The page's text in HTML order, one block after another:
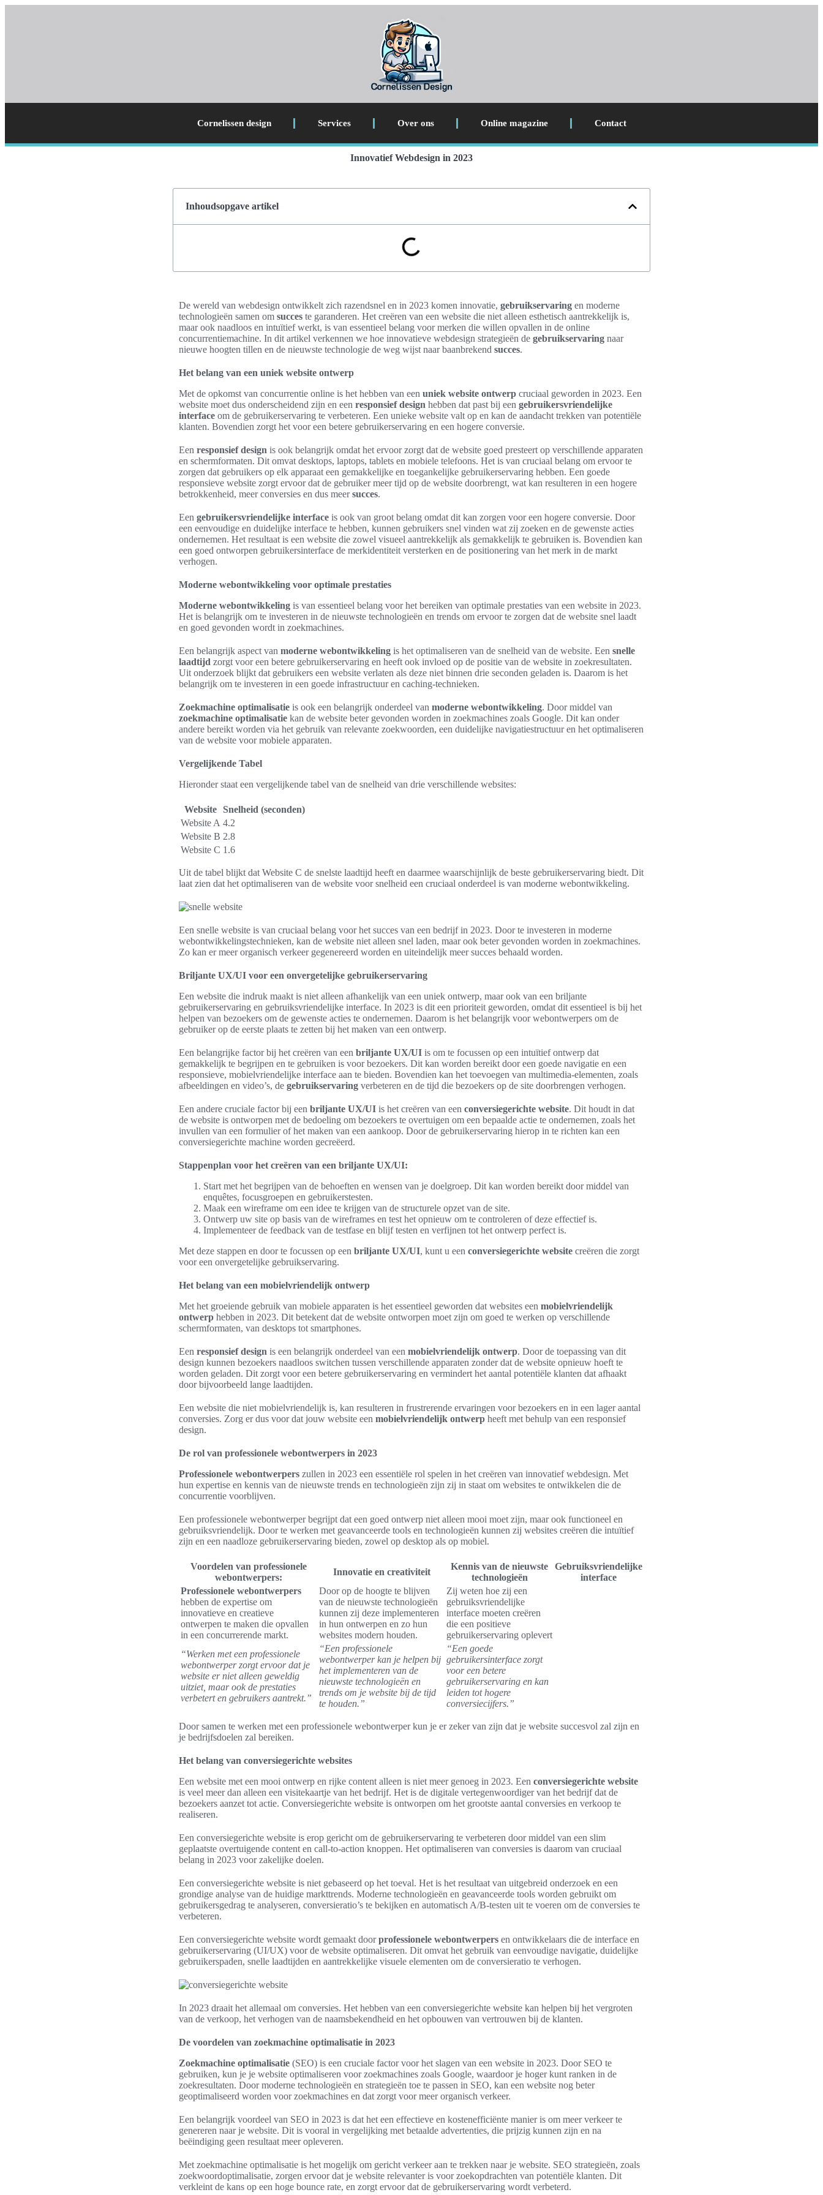
Cornelissen design Services Over ons Online magazine Contact
Innovatief Webdesign in 2023
Inhoudsopgave artikel
De wereld van webdesign ontwikkelt zich razendsnel en in 2023 komen innovatie, gebruikservaring en moderne
technologieën samen om succes te garanderen. Het creëren van een website die niet alleen esthetisch aantrekkelijk is,
maar ook naadloos en intuïtief werkt, is van essentieel belang voor merken die willen opvallen in de online
concurrentiemachine. In dit artikel verkennen we hoe innovatieve webdesign strategieën de gebruikservaring naar
nieuwe hoogten tillen en de nieuwste technologie de weg wijst naar baanbrekend succes.
Het belang van een uniek website ontwerp
Met de opkomst van concurrentie online is het hebben van een uniek website ontwerp cruciaal geworden in 2023. Een
website moet dus onderscheidend zijn en een responsief design hebben dat past bij een gebruikersvriendelijke
interface om de gebruikerservaring te verbeteren. Een unieke website valt op en kan de aandacht trekken van potentiële
klanten. Bovendien zorgt het voor een betere gebruikerservaring en een hogere conversie.
Een responsief design is ook belangrijk omdat het ervoor zorgt dat de website goed presteert op verschillende apparaten
en schermformaten. Dit omvat desktops, laptops, tablets en mobiele telefoons. Het is van cruciaal belang om ervoor te
zorgen dat gebruikers op elk apparaat een gemakkelijke en toegankelijke gebruikerservaring hebben. Een goede
responsieve website zorgt ervoor dat de gebruiker meer tijd op de website doorbrengt, wat kan resulteren in een hogere
betrokkenheid, meer conversies en dus meersucces.
Een gebruikersvriendelijke interface is ook van groot belang omdat dit kan zorgen voor een hogere conversie. Door
een eenvoudige en duidelijke interface te hebben, kunnen gebruikers snel vinden wat zij zoeken en de gewenste acties
ondernemen. Het resultaat is een website die zowel visueel aantrekkelijk als gemakkelijk te gebruiken is. Bovendien kan
een goed ontworpen gebruikersinterface de merkidentiteit versterken en de positionering van het merk in de markt
verhogen.
Moderne webontwikkeling voor optimale prestaties
Moderne webontwikkeling is van essentieel belang voor het bereiken van optimale prestaties van een website in 2023.
Het is belangrijk om te investeren in de nieuwste technologieën en trends om ervoor te zorgen dat de website snel laadt
en goed gevonden wordt in zoekmachines.
Een belangrijk aspect van moderne webontwikkeling is het optimaliseren van de snelheid van de website. Een snelle
laadtijd zorgt voor een betere gebruikerservaring en heeft ook invloed op de positie van de website in zoekresultaten.
Uit onderzoek blijkt dat gebruikers een website verlaten als deze niet binnen drie seconden geladen is. Daarom is het
belangrijk om te investeren in een goede infrastructuur en caching-technieken.
Zoekmachine optimalisatie is ook een belangrijk onderdeel van moderne webontwikkeling. Door middel van
zoekmachine optimalisatie kan de website beter gevonden worden in zoekmachines zoals Google. Dit kan onder
andere bereikt worden via het gebruik van relevante zoekwoorden, een duidelijke navigatiestructuur en het optimaliseren
van de website voor mobiele apparaten.
Vergelijkende Tabel
Hieronder staat een vergelijkende tabel van de snelheid van drie verschillende websites:
Website Snelheid (seconden)
Website A 4.2
Website B 2.8
Website C 1.6
Uit de tabel blijkt dat Website C de snelste laadtijd heeft en daarmee waarschijnlijk de beste gebruikerservaring biedt. Dit
laat zien dat het optimaliseren van de website voor snelheid een cruciaal onderdeel is van moderne webontwikkeling.
Een snelle website is van cruciaal belang voor het succes van een bedrijf in 2023. Door te investeren in moderne
webontwikkelingstechnieken, kan de website niet alleen snel laden, maar ook beter gevonden worden in zoekmachines.
Zo kan er meer organisch verkeer gegenereerd worden en uiteindelijk meer succes behaald worden.
Briljante UX/UI voor een onvergetelijke gebruikerservaring
Een website die indruk maakt is niet alleen afhankelijk van een uniek ontwerp, maar ook van een briljante
gebruikerservaring en gebruiksvriendelijke interface. In 2023 is dit een prioriteit geworden, omdat dit essentieel is bij het
helpen van bezoekers om de gewenste acties te ondernemen. Daarom is het belangrijk voor webontwerpers om de
gebruiker op de eerste plaats te zetten bij het maken van een ontwerp.
Een belangrijke factor bij het creëren van een briljante UX/UI is om te focussen op een intuïtief ontwerp dat
gemakkelijk te begrijpen en te gebruiken is voor bezoekers. Dit kan worden bereikt door een goede navigatie en een
responsieve, mobielvriendelijke interface aan te bieden. Bovendien kan het toevoegen van multimedia-elementen, zoals
afbeeldingen en video’s, de gebruikservaring verbeteren en de tijd die bezoekers op de site doorbrengen verhogen.
Een andere cruciale factor bij een briljante UX/UI is het creëren van een conversiegerichte website. Dit houdt in dat
de website is ontworpen met de bedoeling om bezoekers te overtuigen om een bepaalde actie te ondernemen, zoals het
invullen van een formulier of het maken van een aankoop. Door de gebruikerservaring hierop in te richten kan een
conversiegerichte machine worden gecreëerd.
Stappenplan voor het creëren van een briljante UX/UI:
Start met het begrijpen van de behoeften en wensen van je doelgroep. Dit kan worden bereikt door middel van
enquêtes, focusgroepen en gebruikerstesten.
Maak een wireframe om een idee te krijgen van de structurele opzet van de site.
Ontwerp uw site op basis van de wireframes en test het opnieuw om te controleren of deze effectief is.
Implementeer de feedback van de testfase en blijf testen en verfijnen tot het ontwerp perfect is.
Met deze stappen en door te focussen op een briljante UX/UI, kunt u een conversiegerichte website creëren die zorgt
voor een onvergetelijke gebruikservaring.
Het belang van een mobielvriendelijk ontwerp
Met het groeiende gebruik van mobiele apparaten is het essentieel geworden dat websites een mobielvriendelijk
ontwerp hebben in 2023. Dit betekent dat de website ontworpen moet zijn om goed te werken op verschillende
schermformaten, van desktops tot smartphones.
Een responsief design is een belangrijk onderdeel van een mobielvriendelijk ontwerp. Door de toepassing van dit
design kunnen bezoekers naadloos switchen tussen verschillende apparaten zonder dat de website opnieuw hoeft te
worden geladen. Dit zorgt voor een betere gebruikerservaring en vermindert het aantal potentiële klanten dat afhaakt
door bijvoorbeeld lange laadtijden.
Een website die niet mobielvriendelijk is, kan resulteren in frustrerende ervaringen voor bezoekers en in een lager aantal
conversies. Zorg er dus voor dat jouw website een mobielvriendelijk ontwerp heeft met behulp van een responsief
design.
De rol van professionele webontwerpers in 2023
Professionele webontwerpers zullen in 2023 een essentiële rol spelen in het creëren van innovatief webdesign. Met
hun expertise en kennis van de nieuwste trends en technologieën zijn zij in staat om websites te ontwikkelen die de
concurrentie voorblijven.
Een professionele webontwerper begrijpt dat een goed ontwerp niet alleen mooi moet zijn, maar ook functioneel en
gebruiksvriendelijk. Door te werken met geavanceerde tools en technologieën kunnen zij websites creëren die intuïtief
zijn en een naadloze gebruikerservaring bieden, zowel op desktop als op mobiel.
Voordelen van professionele
webontwerpers:
Innovatie en creativiteit
Kennis van de nieuwste
technologieën
Gebruiksvriendelijke
interface
Professionele webontwerpers
hebben de expertise om
innovatieve en creatieve
ontwerpen te maken die opvallen
in een concurrerende markt.
Door op de hoogte te blijven
van de nieuwste technologieën
kunnen zij deze implementeren
in hun ontwerpen en zo hun
websites modern houden.
Zij weten hoe zij een
gebruiksvriendelijke
interface moeten creëren
die een positieve
gebruikerservaring oplevert
“Werken met een professionele
webontwerper zorgt ervoor dat je
website er niet alleen geweldig
uitziet, maar ook de prestaties
verbetert en gebruikers aantrekt.”
“Een professionele
webontwerper kan je helpen bij
het implementeren van de
nieuwste technologieën en
trends om je website bij de tijd
te houden.”
“Een goede
gebruikersinterface zorgt
voor een betere
gebruikerservaring en kan
leiden tot hogere
conversiecijfers.”
Door samen te werken met een professionele webontwerper kun je er zeker van zijn dat je website succesvol zal zijn en
je bedrijfsdoelen zal bereiken.
Het belang van conversiegerichte websites
Een website met een mooi ontwerp en rijke content alleen is niet meer genoeg in 2023. Een conversiegerichte website
is veel meer dan alleen een visitekaartje van het bedrijf. Het is de digitale vertegenwoordiger van het bedrijf dat de
bezoekers aanzet tot actie. Conversiegerichte website is ontworpen om het grootste aantal conversies en verkoop te
realiseren.
Een conversiegerichte website is erop gericht om de gebruikerservaring te verbeteren door middel van een slim
geplaatste overtuigende content en call-to-action knoppen. Het optimaliseren van conversies is daarom van cruciaal
belang in 2023 voor zakelijke doelen.
Een conversiegerichte website is niet gebaseerd op het toeval. Het is het resultaat van uitgebreid onderzoek en een
grondige analyse van de huidige markttrends. Moderne technologieën en geavanceerde tools worden gebruikt om
gebruikersgedrag te analyseren, conversieratio’s te bekijken en automatisch A/B-testen uit te voeren om de conversies te
verbeteren.
Een conversiegerichte website wordt gemaakt doorprofessionele webontwerpers en ontwikkelaars die de interface en
gebruikerservaring (UI/UX) voor de website optimaliseren. Dit omvat het gebruik van eenvoudige navigatie, duidelijke
gebruikerspaden, snelle laadtijden en aantrekkelijke visuele elementen om de conversieratio te verhogen.
In 2023 draait het allemaal om conversies. Het hebben van een conversiegerichte website kan helpen bij het vergroten
van de verkoop, het verhogen van de naamsbekendheid en het opbouwen van vertrouwen bij de klanten.
De voordelen van zoekmachine optimalisatie in 2023
Zoekmachine optimalisatie (SEO) is een cruciale factor voor het slagen van een website in 2023. Door SEO te
gebruiken, kun je je website optimaliseren voor zoekmachines zoals Google, waardoor je hoger kunt ranken in de
zoekresultaten. Door moderne technologieën en strategieën toe te passen in SEO, kan een website nog beter
geoptimaliseerd worden voor zoekmachines en dat zorgt voor meer organisch verkeer.
Een belangrijk voordeel van SEO in 2023 is dat het een effectieve en kostenefficiënte manier is om meer verkeer te
genereren naar je website. Dit is vooral in vergelijking met betaalde advertenties, die prijzig kunnen zijn en na
beëindiging geen resultaat meer opleveren.
Met zoekmachine optimalisatie is het mogelijk om gericht verkeer aan te trekken naar je website. SEO strategieën, zoals
zoekwoordoptimalisatie, zorgen ervoor dat je website relevanter is voor zoekopdrachten van potentiële klanten. Dit
verkleint de kans op een hoge bounce rate, en zorgt ervoor dat de gebruikerservaring wordt verbeterd.